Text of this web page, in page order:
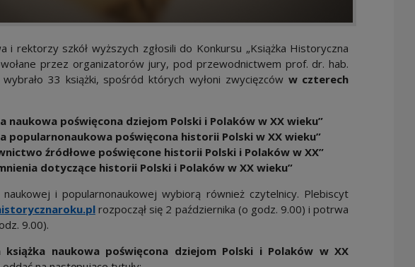
i rektorzy szkół wyższych zgłosili do Konkursu „Książka Historyczna
przez organizatorów jury, pod przewodnictwem prof. dr. hab.
33 książki, spośród których wyłoni zwycięzców w czterech
naukowa poświęcona dziejom Polski i Polaków w XX wieku”
popularnonaukowa poświęcona historii Polski w XX wieku”
źródłowe poświęcone historii Polski i Polaków w XX”
dotyczące historii Polski i Polaków w XX wieku”
i popularnonaukowej wybiorą również czytelnicy. Plebiscyt
rozpoczął się 2 października (o godz. 9.00) i potrwa
9.00).
książka naukowa poświęcona dziejom Polski i Polaków w XX